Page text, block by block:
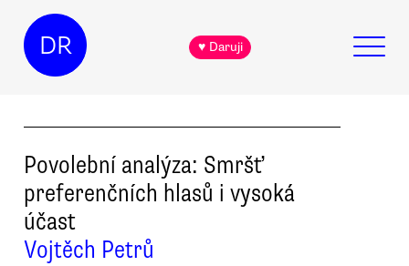
DR ♥ Daruji
Povolební analýza: Smršť
preferenčních hlasů i vysoká
účast
Vojtěch Petrů